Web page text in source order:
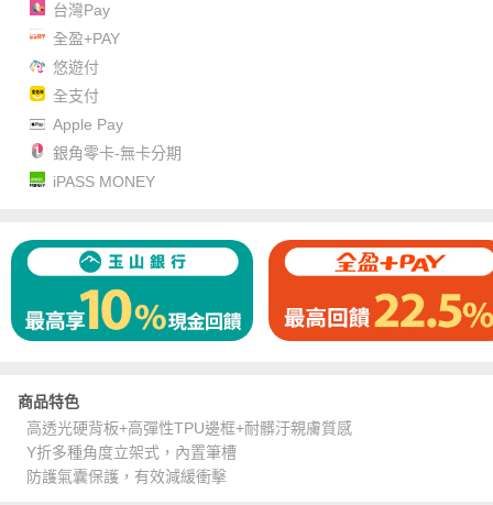
台灣Pay
全盈+PAY
悠遊付
全支付
Apple Pay
銀角零卡-無卡分期
iPASS MONEY
商品特色
高透光硬背板+高彈性TPU邊框+耐髒汙親膚質感
Y折多種角度立架式，內置筆槽
防護氣囊保護，有效減緩衝擊